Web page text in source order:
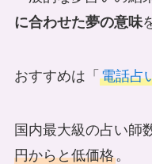
に合わせた夢の意味
おすすめは「 電話占
国内最大級の占い師
円からと低価格。